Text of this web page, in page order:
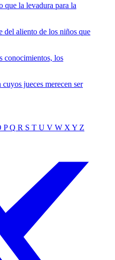
que la levadura para la
del aliento de los niños que
conocimientos, los
jueces merecen ser
P Q R S T U V W X Y Z